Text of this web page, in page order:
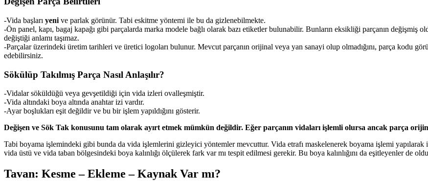
-Vida başları yeni ve parlak görünür. Tabi eskitme yöntemi ile bu da gizlenebilmekte.
-Ön panel, kapı, bagaj kapağı gibi parçalarda marka modele bağlı olarak bazı etiketler bulunabilir. Bunların eksikliği parçanın
değiştiği anlamı taşımaz.
-Parçalar üzerindeki üretim tarihleri ve üretici logoları bulunur. Mevcut parçanın orijinal veya yan sanayi olup olmadığını, parça kodu
edebilirsiniz.
Sökülüp Takılmış Parça Nasıl Anlaşılır?
-Vidalar söküldüğü veya gevşetildiği için vida izleri ovalleşmiştir.
-Vida altındaki boya altında anahtar izi vardır.
-Ayar boşlukları eşit değildir ve bu bir işlem yapıldığını gösterir.
Değişen ve Sök Tak konusunu tam olarak ayırt etmek mümkün değildir. Eğer parçanın vidaları işlemli olursa ancak parça
Tabi boyama işlemindeki gibi bunda da vida işlemlerini gizleyici yöntemler mevcuttur. Vida etrafı maskelenerek boyama işlemi
vida üstü ve vida taban bölgesindeki boya kalınlığı ölçülerek fark var mı tespit edilmesi gerekir. Bu boya kalınlığını da eşitleyenler de
Tavan: Kesme – Ekleme – Kaynak Var mı?